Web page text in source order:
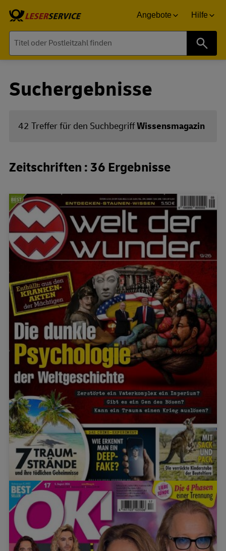
Angebote Hilfe
Suchergebnisse
42 Treffer für den SuchbegriffWissensmagazin
Zeitschriften : 36 Ergebnisse